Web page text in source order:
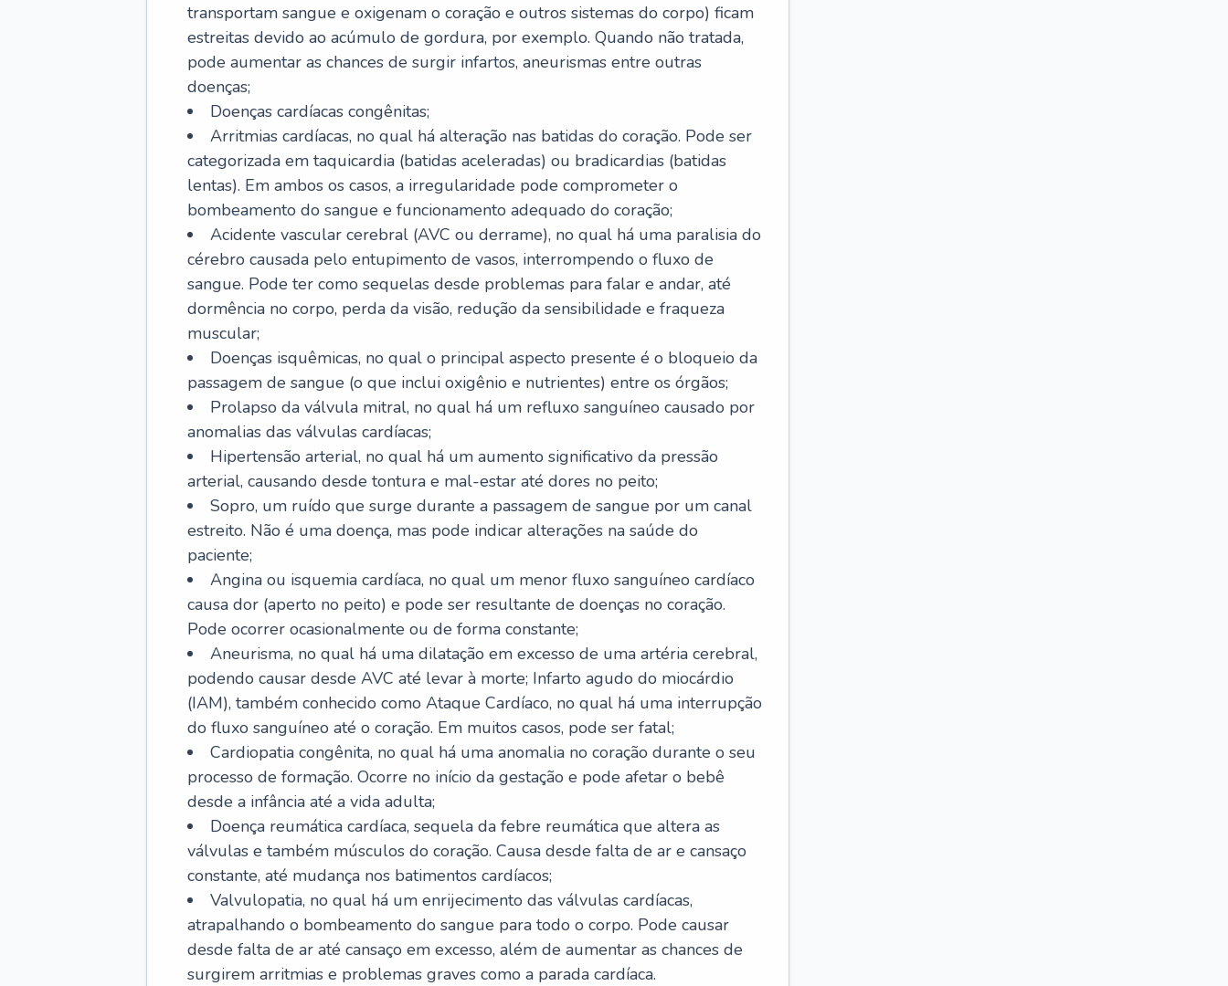
transportam sangue e oxigenam o coração e outros sistemas do corpo) ficam
estreitas devido ao acúmulo de gordura, por exemplo. Quando não tratada,
pode aumentar as chances de surgir infartos, aneurismas entre outras
doenças;
Doenças cardíacas congênitas;
Arritmias cardíacas, no qual há alteração nas batidas do coração. Pode ser
categorizada em taquicardia (batidas aceleradas) ou bradicardias (batidas
lentas). Em ambos os casos, a irregularidade pode comprometer o
bombeamento do sangue e funcionamento adequado do coração;
Acidente vascular cerebral (AVC ou derrame), no qual há uma paralisia do
cérebro causada pelo entupimento de vasos, interrompendo o fluxo de
sangue. Pode ter como sequelas desde problemas para falar e andar, até
dormência no corpo, perda da visão, redução da sensibilidade e fraqueza
muscular;
Doenças isquêmicas, no qual o principal aspecto presente é o bloqueio da
passagem de sangue (o que inclui oxigênio e nutrientes) entre os órgãos;
Prolapso da válvula mitral, no qual há um refluxo sanguíneo causado por
anomalias das válvulas cardíacas;
Hipertensão arterial, no qual há um aumento significativo da pressão
arterial, causando desde tontura e mal-estar até dores no peito;
Sopro, um ruído que surge durante a passagem de sangue por um canal
estreito. Não é uma doença, mas pode indicar alterações na saúde do
paciente;
Angina ou isquemia cardíaca, no qual um menor fluxo sanguíneo cardíaco
causa dor (aperto no peito) e pode ser resultante de doenças no coração.
Pode ocorrer ocasionalmente ou de forma constante;
Aneurisma, no qual há uma dilatação em excesso de uma artéria cerebral,
podendo causar desde AVC até levar à morte; Infarto agudo do miocárdio
(IAM), também conhecido como Ataque Cardíaco, no qual há uma interrupção
do fluxo sanguíneo até o coração. Em muitos casos, pode ser fatal;
Cardiopatia congênita, no qual há uma anomalia no coração durante o seu
processo de formação. Ocorre no início da gestação e pode afetar o bebê
desde a infância até a vida adulta;
Doença reumática cardíaca, sequela da febre reumática que altera as
válvulas e também músculos do coração. Causa desde falta de ar e cansaço
constante, até mudança nos batimentos cardíacos;
Valvulopatia, no qual há um enrijecimento das válvulas cardíacas,
atrapalhando o bombeamento do sangue para todo o corpo. Pode causar
desde falta de ar até cansaço em excesso, além de aumentar as chances de
surgirem arritmias e problemas graves como a parada cardíaca.